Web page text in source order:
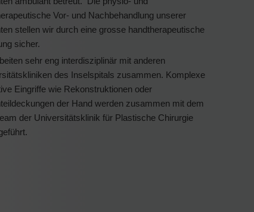
Vor- und Nachbehandlung unserer
stellen wir durch eine grosse handtherapeutische
sicher.
sehr eng interdisziplinär mit anderen
des Inselspitals zusammen. Komplexe
Eingriffe wie Rekonstruktionen oder
der Hand werden zusammen mit dem
der Universitätsklinik für Plastische Chirurgie